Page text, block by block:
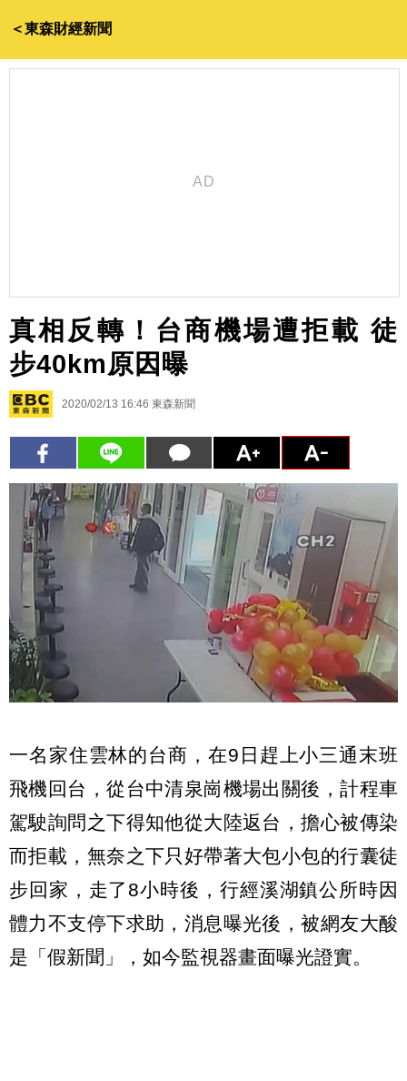
＜東森財經新聞
真相反轉！台商機場遭拒載 徒
步40km原因曝
2020/02/13 16:46 東森新聞
一名家住雲林的台商，在9日趕上小三通末班
飛機回台，從台中清泉崗機場出關後，計程車
駕駛詢問之下得知他從大陸返台，擔心被傳染
而拒載，無奈之下只好帶著大包小包的行囊徒
步回家，走了8小時後，行經溪湖鎮公所時因
體力不支停下求助，消息曝光後，被網友大酸
是「假新聞」，如今監視器畫面曝光證實。